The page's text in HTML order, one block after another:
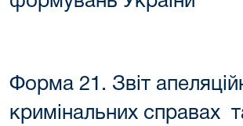
Форма 21. Звіт
кримінальних справах